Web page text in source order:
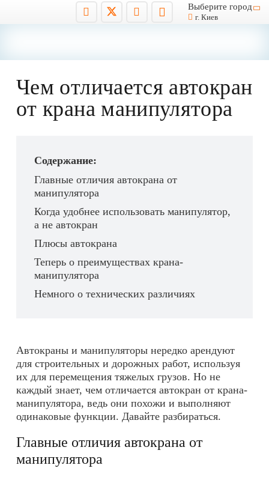
Выберите город
г. Киев
Чем отличается автокран
от крана манипулятора
Содержание:
Главные отличия автокрана от
манипулятора
Когда удобнее использовать манипулятор,
а не автокран
Плюсы автокрана
Теперь о преимуществах крана-
манипулятора
Немного о технических различиях
Автокраны и манипуляторы нередко арендуют
для строительных и дорожных работ, используя
их для перемещения тяжелых грузов. Но не
каждый знает, чем отличается автокран от крана-
манипулятора, ведь они похожи и выполняют
одинаковые функции. Давайте разбираться.
Главные отличия автокрана от
манипулятора